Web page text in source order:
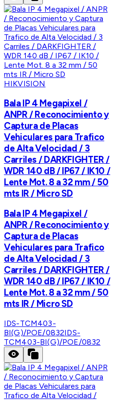
HIKVISION
Bala IP 4 Megapixel /
ANPR / Reconocimiento y
Captura de Placas
Vehiculares para Trafico
de Alta Velocidad / 3
Carriles / DARKFIGHTER /
WDR 140 dB / IP67 / IK10 /
Lente Mot. 8 a 32 mm / 50
mts IR / Micro SD
Bala IP 4 Megapixel /
ANPR / Reconocimiento y
Captura de Placas
Vehiculares para Trafico
de Alta Velocidad / 3
Carriles / DARKFIGHTER /
WDR 140 dB / IP67 / IK10 /
Lente Mot. 8 a 32 mm / 50
mts IR / Micro SD
IDS-TCM403-
BI(G)/POE/0832IDS-
TCM403-BI(G)/POE/0832